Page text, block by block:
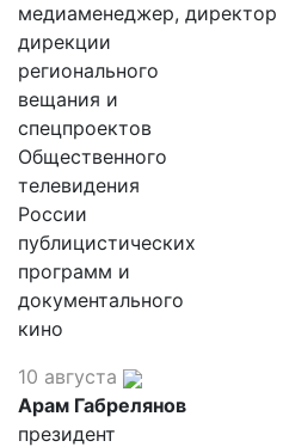
медиаменеджер, директор
дирекции
регионального
вещания и
спецпроектов
Общественного
телевидения
России
публицистических
программ и
документального
кино
10 августа
Арам Габрелянов
президент